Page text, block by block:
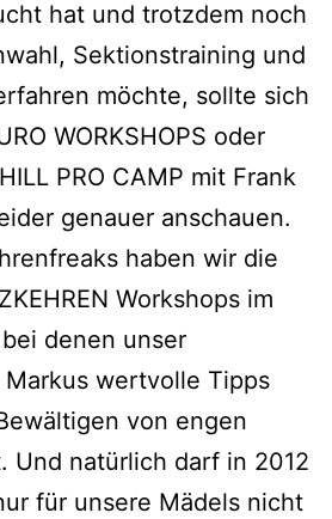
hat und trotzdem noch
Sektionstraining und
möchte, sollte sich
WORKSHOPS oder
PRO CAMP mit Frank
genauer anschauen.
haben wir die
Workshops im
denen unser
wertvolle Tipps
von engen
Und natürlich darf in 2012
für unsere Mädels nicht